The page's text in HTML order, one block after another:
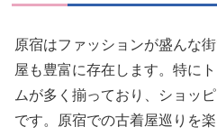
原宿はファッションが盛んな
屋も豊富に存在します。特に
ムが多く揃っており、ショッ
です。原宿での古着屋巡りを